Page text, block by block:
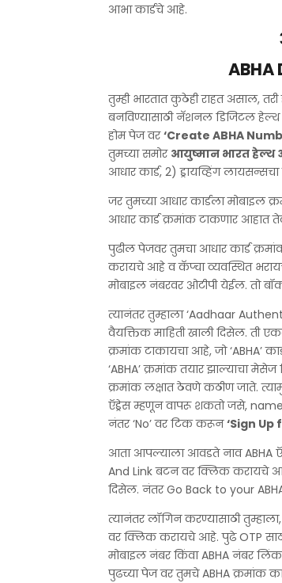
आभा कार्डचे आहे.
तुम्ही भारतात कुठेही राहत असाल,
बनविण्यासाठी नॅशनल डिजिटल
होम पेज वर‘Create ABHA
तुमच्या समोर आयुष्मान भारत हेल्थ
आधार कार्ड, 2) ड्रायव्हिंग
जर तुमच्या आधार कार्डला मोबाइल
आधार कार्ड क्रमांक टाकणार आहात
पुढील पेजवर तुमचा आधार कार्ड
करायचे आहे व कॅप्चा व्यवस्थित
मोबाइल नंबरवर ओटीपी येईल. तो
त्यानंतर तुम्हाला ‘Aadhaar
वैयक्तिक माहिती खाली दिसेल. ती
क्रमांक टाकायचा आहे, जो ‘ABHA’
‘ABHA’ क्रमांक तयार झाल्याचा
क्रमांक लक्षात ठेवणे कठीण जाते.
ऍड्रेस म्हणून वापरू शकतो जसे,
नंतर ‘No’ वर टिक करून‘Sign Up
आता आपल्याला आवडते नाव ABHA
And Link बटन वर क्लिक करायचे
दिसेल. नंतर Go Back to your
त्यानंतर लॉगिन करण्यासाठी
वर क्लिक करायचे आहे. पुढे OTP
मोबाइल नंबर किंवा ABHA नंबर
पुढच्या पेज वर तुमचे ABHA क्रमांक